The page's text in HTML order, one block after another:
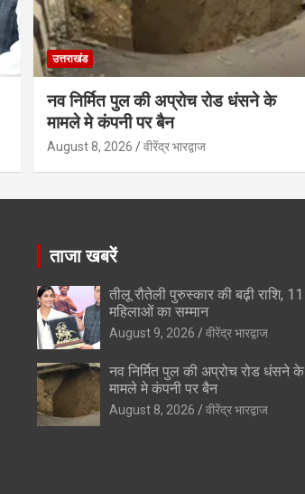
उत्तराखंड
नव निर्मित पुल की अप्रोच रोड धंसने के
मामले मे कंपनी पर बैन
August 8, 2026 वीरेंद्र भारद्वाज
ताजा खबरें
तीलू रौतेली पुरुस्कार की बढ़ी राशि, 11
महिलाओं का सम्मान
August 9, 2026 वीरेंद्र भारद्वाज
नव निर्मित पुल की अप्रोच रोड धंसने के
मामले मे कंपनी पर बैन
August 8, 2026 वीरेंद्र भारद्वाज